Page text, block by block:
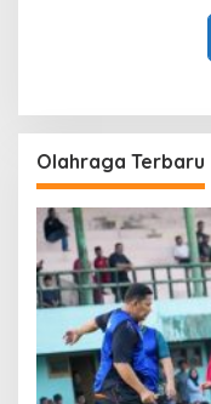
Olahraga Terbaru